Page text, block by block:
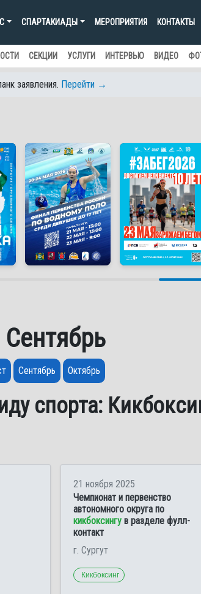
СПАРТАКИАДЫ МЕРОПРИЯТИЯ КОНТАКТЫ
СЕКЦИИ УСЛУГИ ИНТЕРВЬЮ ВИДЕО
заявления. Перейти →
Сентябрь
Сентябрь Октябрь
спорта:
21 ноября 2025
Чемпионат и первенство
автономного округа по
кикбоксингу в разделе фулл-
контакт
г. Сургут
Кикбоксинг